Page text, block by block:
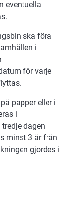
eventuella
ska föra
i
för varje
papper eller i
i
dagen
minst 3 år från
gjordes i